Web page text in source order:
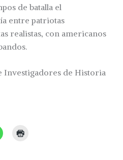
de batalla el
entre patriotas
realistas, con americanos
Investigadores de Historia